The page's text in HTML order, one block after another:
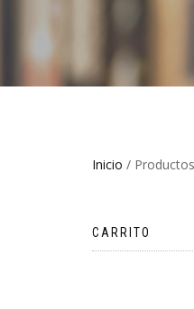
Inicio /
CARRITO